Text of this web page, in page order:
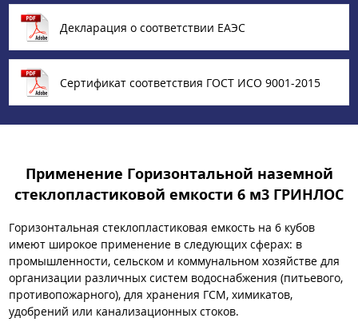
Декларация о соответствии ЕАЭС
Сертификат соответствия ГОСТ ИСО 9001-2015
Применение Горизонтальной наземной
стеклопластиковой емкости 6 м3 ГРИНЛОС
Горизонтальная стеклопластиковая емкость на 6 кубов
имеют широкое применение в следующих сферах: в
промышленности, сельском и коммунальном хозяйстве для
организации различных систем водоснабжения (питьевого,
противопожарного), для хранения ГСМ, химикатов,
удобрений или канализационных стоков.